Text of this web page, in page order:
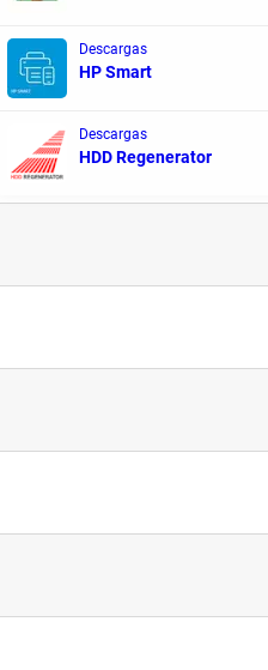
Descargas
HP Smart
Descargas
HDD Regenerator